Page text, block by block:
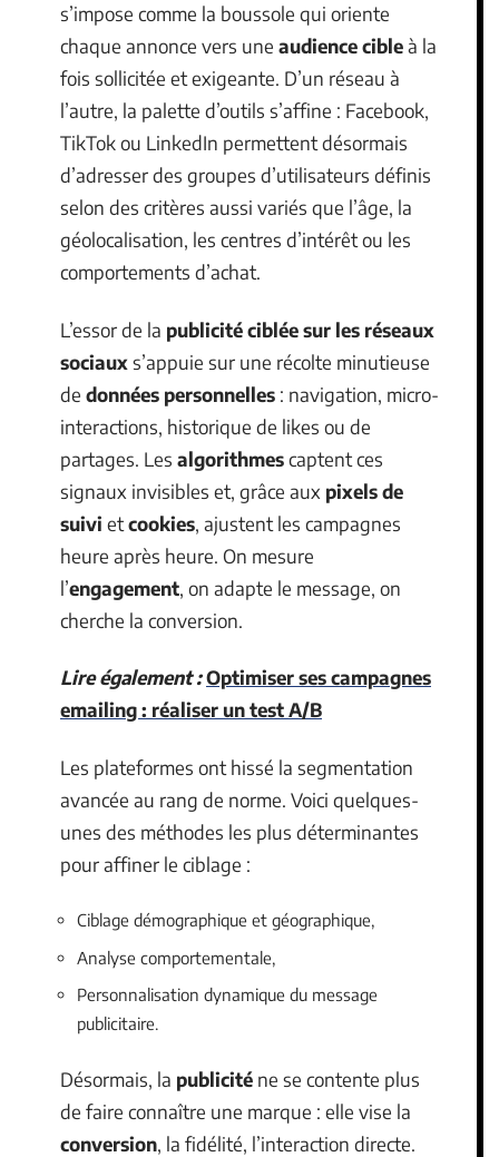
s’impose comme la boussole qui oriente
chaque annonce vers une audience cibleà la
fois sollicitée et exigeante. D’un réseau à
l’autre, la palette d’outils s’affine : Facebook,
TikTok ou LinkedIn permettent désormais
d’adresser des groupes d’utilisateurs définis
selon des critères aussi variés que l’âge, la
géolocalisation, les centres d’intérêt ou les
comportements d’achat.
L’essor de la publicité ciblée sur les réseaux
sociauxs’appuie sur une récolte minutieuse
de données personnelles : navigation, micro-
interactions, historique de likes ou de
partages. Les algorithmescaptent ces
signaux invisibles et, grâce aux pixels de
suivi etcookies, ajustent les campagnes
heure après heure. On mesure
l’engagement, on adapte le message, on
cherche la conversion.
Lire également :Optimiser ses campagnes
emailing : réaliser un test A/B
Les plateformes ont hissé la segmentation
avancée au rang de norme. Voici quelques-
unes des méthodes les plus déterminantes
pour affiner le ciblage :
Ciblage démographique et géographique,
Analyse comportementale,
Personnalisation dynamique du message
publicitaire.
Désormais, la publicité ne se contente plus
de faire connaître une marque : elle vise la
conversion, la fidélité, l’interaction directe.